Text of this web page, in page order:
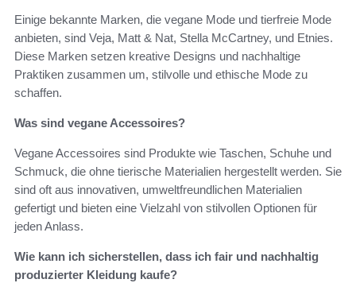
Einige bekannte Marken, die vegane Mode und tierfreie Mode
anbieten, sind Veja, Matt & Nat, Stella McCartney, und Etnies.
Diese Marken setzen kreative Designs und nachhaltige
Praktiken zusammen um, stilvolle und ethische Mode zu
schaffen.
Was sind vegane Accessoires?
Vegane Accessoires sind Produkte wie Taschen, Schuhe und
Schmuck, die ohne tierische Materialien hergestellt werden. Sie
sind oft aus innovativen, umweltfreundlichen Materialien
gefertigt und bieten eine Vielzahl von stilvollen Optionen für
jeden Anlass.
Wie kann ich sicherstellen, dass ich fair und nachhaltig
produzierter Kleidung kaufe?